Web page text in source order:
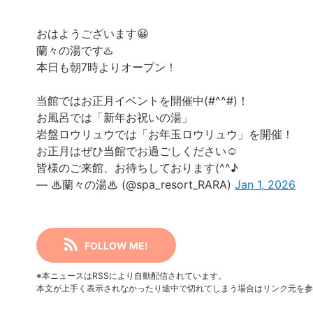
おはようございます😀
蘭々の湯です♨️
本日も朝7時よりオープン！
当館ではお正月イベントを開催中(#^^#)！
お風呂では「新年お祝いの湯」
岩盤ロウリュウでは「お年玉ロウリュウ」を開催！
お正月はぜひ当館でお過ごしください☺️
皆様のご来館、お待ちしております(^^♪
— ♨蘭々の湯♨ (@spa_resort_RARA) Jan 1, 2026
FOLLOW ME!
※本ニュースはRSSにより自動配信されています。
本文が上手く表示されなかったり途中で切れてしまう場合はリンク元を参